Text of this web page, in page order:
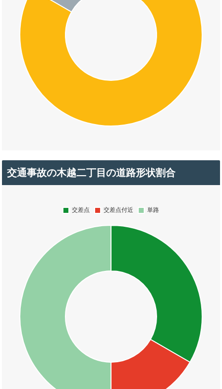
交通事故の木越二丁目の道路形状割合